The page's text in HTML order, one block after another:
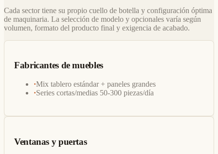
Cada sector tiene su propio cuello de botella y configuración óptima
de maquinaria. La selección de modelo y opcionales varía según
volumen, formato del producto final y exigencia de acabado.
Fabricantes de muebles
·Mix tablero estándar + paneles grandes
·Series cortas/medias 50-300 piezas/día
Ventanas y puertas